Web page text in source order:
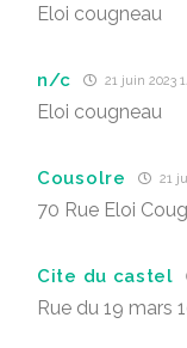
Eloi cougneau
n/c 21 juin 2023
Eloi cougneau
Cousolre 21
70 Rue Eloi
Cite du castel
Rue du 19 mars